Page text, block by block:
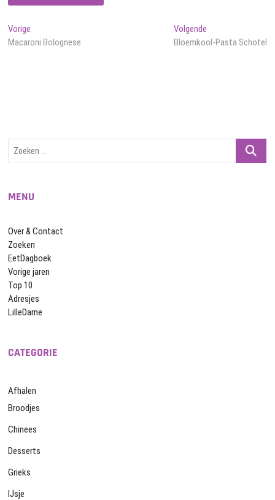
Bericht
navigatie
Vorige
bericht:
Macaroni Bolognese
VolgendeVolgend
bericht:
Bloemkool-Pasta Schotel
Zoeken
MENU
Over & Contact
Zoeken
EetDagboek
Vorige jaren
Top 10
Adresjes
LilleDame
CATEGORIE
Afhalen
Broodjes
Chinees
Desserts
Grieks
IJsje